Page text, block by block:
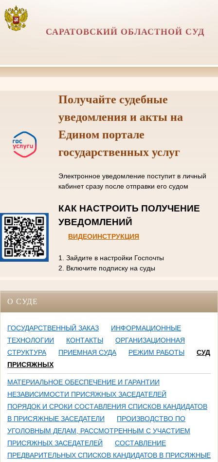
САРАТОВСКИЙ ОБЛАСТНОЙ СУД
Получайте судебные
уведомления и акты на
Едином портале
государственных услуг
Электронное уведомление поступит в личный
кабинет сразу после отправки его судом
КАК НАСТРОИТЬ ПОЛУЧЕНИЕ
УВЕДОМЛЕНИЙ
ВИДЕОИНСТРУКЦИЯ
1. Зайдите в настройки Госпочты
2. Включите подписку на суды
О СУДЕ
ГОСУДАРСТВЕННЫЙ ЗАКАЗ
ИНФОРМАЦИОННЫЕ
ТЕХНОЛОГИИ
КОНТАКТЫ
ОРГАНИЗАЦИОННАЯ
СТРУКТУРА
ПРИЕМНАЯ СУДА РЕЖИМ РАБОТЫ
СУД
ПРИСЯЖНЫХ
МАТЕРИАЛЬНОЕ ОБЕСПЕЧЕНИЕ И ГАРАНТИИ
НЕЗАВИСИМОСТИ ПРИСЯЖНЫХ ЗАСЕДАТЕЛЕЙ
ПОРЯДОК И СРОКИ СОСТАВЛЕНИЯ СПИСКОВ КАНДИДАТОВ
В ПРИСЯЖНЫЕ ЗАСЕДАТЕЛИ
ПРОИЗВОДСТВО ПО
УГОЛОВНЫМ ДЕЛАМ, РАССМОТРЕННЫМ С УЧАСТИЕМ
ПРИСЯЖНЫХ ЗАСЕДАТЕЛЕЙ
СОСТАВЛЕНИЕ
ПРЕДВАРИТЕЛЬНЫХ СПИСКОВ КАНДИДАТОВ В ПРИСЯЖНЫЕ